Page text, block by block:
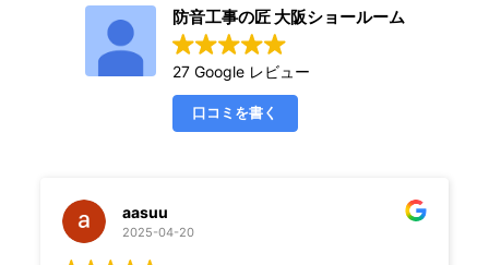
防音工事の匠 大阪ショールーム
27 Google レビュー
口コミを書く
aasuu
2025-04-20